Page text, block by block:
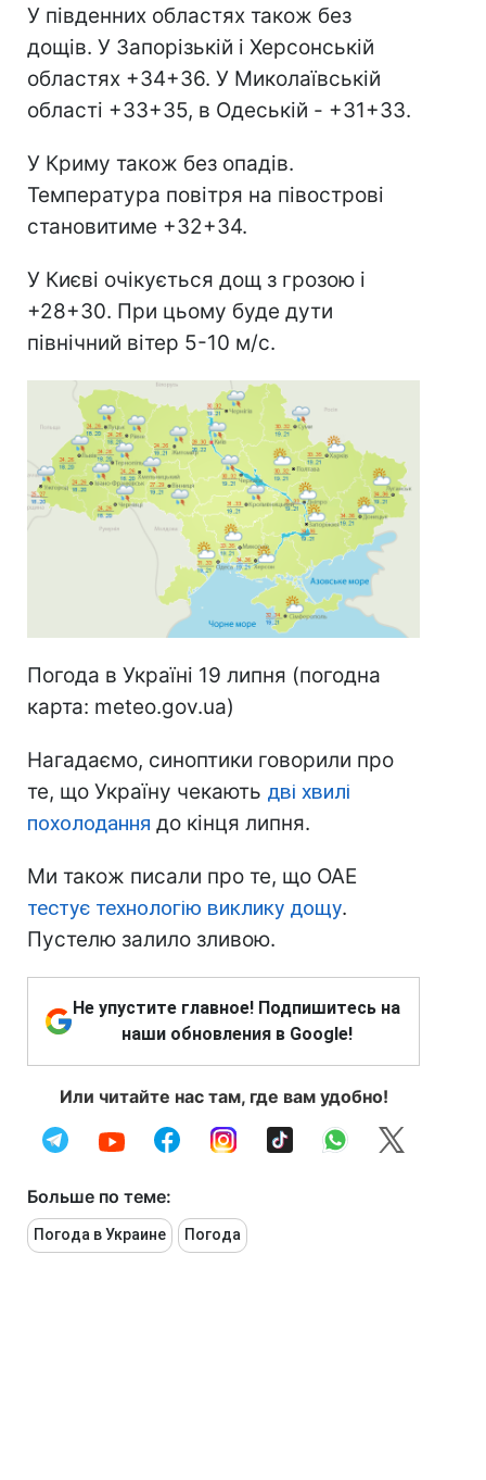
У південних областях також без
дощів. У Запорізькій і Херсонській
областях +34+36. У Миколаївській
області +33+35, в Одеській - +31+33.
У Криму також без опадів.
Температура повітря на півострові
становитиме +32+34.
У Києві очікується дощ з грозою і
+28+30. При цьому буде дути
північний вітер 5-10 м/с.
Погода в Україні 19 липня (погодна
карта: meteo.gov.ua)
Нагадаємо, синоптики говорили про
те, що Україну чекають дві хвилі
похолодання до кінця липня.
Ми також писали про те, що ОАЕ
тестує технологію виклику дощу.
Пустелю залило зливою.
Не упустите главное! Подпишитесь на
наши обновления в Google!
Или читайте нас там, где вам удобно!
Больше по теме:
Погода в Украине Погода